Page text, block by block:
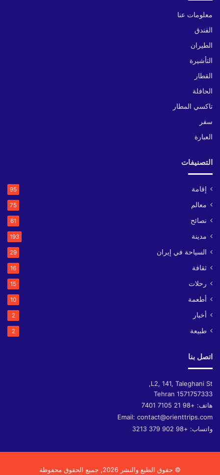
معلومات عنا
الفندق
الطيران
التأشيرة
القطار
الحافلة
تاكسي المطار
سفر
العبارة
التصنيفات
إقامة 95
معالم 75
نصائح 61
مدينة 193
السياحة في إيران 29
ثقافة 16
رحلات 15
أطعمة 10
أخبار 2
طبيعة 2
اتصل بنا
L2, 141, Taleghani St,
Tehran 1571757333
هاتف: +98 21 7105 7401
Email: contact@orienttrips.com
واتساب: +98 902 379 3213
© حقوق الطبع والنشر 2026, جميع الحقوق محفوظة